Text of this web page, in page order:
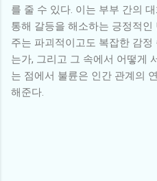
를 줄 수 있다. 이는 부부 간의
통해 갈등을 해소하는 긍정적
주는 파괴적이고도 복잡한 감
는가, 그리고 그 속에서 어떻게
는 점에서 불륜은 인간 관계의
해준다.